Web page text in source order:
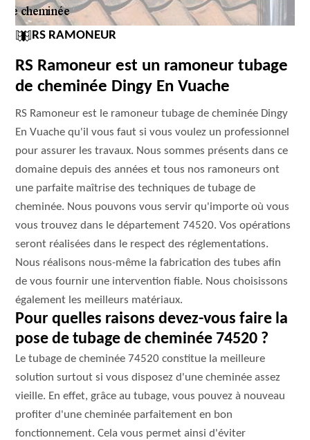
RS RAMONEUR
RS Ramoneur est un ramoneur tubage
de cheminée Dingy En Vuache
RS Ramoneur est le ramoneur tubage de cheminée Dingy
En Vuache qu'il vous faut si vous voulez un professionnel
pour assurer les travaux. Nous sommes présents dans ce
domaine depuis des années et tous nos ramoneurs ont
une parfaite maîtrise des techniques de tubage de
cheminée. Nous pouvons vous servir qu'importe où vous
vous trouvez dans le département 74520. Vos opérations
seront réalisées dans le respect des réglementations.
Nous réalisons nous-même la fabrication des tubes afin
de vous fournir une intervention fiable. Nous choisissons
également les meilleurs matériaux.
Pour quelles raisons devez-vous faire la
pose de tubage de cheminée 74520 ?
Le tubage de cheminée 74520 constitue la meilleure
solution surtout si vous disposez d'une cheminée assez
vieille. En effet, grâce au tubage, vous pouvez à nouveau
profiter d'une cheminée parfaitement en bon
fonctionnement. Cela vous permet ainsi d'éviter